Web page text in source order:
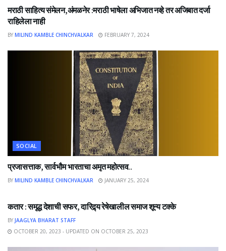
मराठी साहित्य संमेलन,अंमळनेर :मराठी भाषेला अभिजात नव्हे तर अजिबात दर्जा
राहिलेला नाही
BY MILIND KAMBLE CHINCHVALKAR FEBRUARY 7, 2024
SOCIAL
प्रजासत्ताक, सार्वभौम भारताचा अमृत महोत्सव..
BY MILIND KAMBLE CHINCHVALKAR JANUARY 25, 2024
कतार : समृद्ध देशाची सफर, दारिद्र्य रेषेखालील समाज शून्य टक्के
BY JAAGLYA BHARAT STAFF
OCTOBER 20, 2023 - UPDATED ON OCTOBER 25, 2023